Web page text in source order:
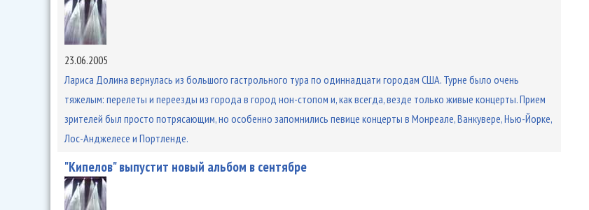
23.06.2005
Лариса Долина вернулась из большого гастрольного тура по одиннадцати городам США. Турне было очень
тяжелым: перелеты и переезды из города в город нон-стопом и, как всегда, везде только живые концерты. Прием
зрителей был просто потрясающим, но особенно запомнились певице концерты в Монреале, Ванкувере, Нью-Йорке,
Лос-Анджелесе и Портленде.
"Кипелов" выпустит новый альбом в сентябре